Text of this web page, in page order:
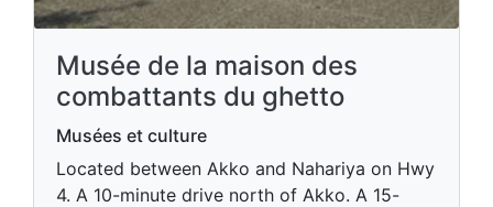
Musée de la maison des
combattants du ghetto
Musées et culture
Located between Akko and Nahariya on Hwy
4. A 10-minute drive north of Akko. A 15-